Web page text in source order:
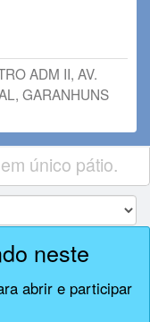
ADM II, AV.
GARANHUNS
único pátio.
neste
abrir e participar